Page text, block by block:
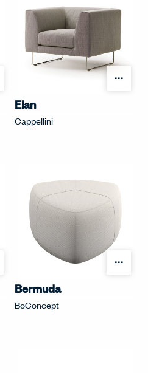
Elan
Cappellini
オプションを開く
Bermuda
BoConcept